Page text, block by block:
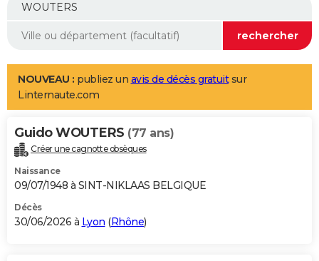
Mobiles
Meilleur smartphone
Internet
Ordinateurs
Jeux vidéo
Guide high-tech
Aménagement intérieur
LIFESTYLE
Art de vivre
Bien-être
Loisirs
Mode
Modes de vie
Alimentation
Guide de la santé
Maladies
Médicaments
Sommeil
VOYAGE
Destinations
City break
Voyage nature
Voyage de noces
Forum
Climat
+PHOTO
GUIDES D'ACHAT
BONS PLANS
NOUVEAU : publiez un avis de décès gratuitsur
Linternaute.com
Guido WOUTERS (77 ans)
Créer une cagnotte obsèques
Naissance
09/07/1948 à SINT-NIKLAAS BELGIQUE
Décès
30/06/2026 à Lyon (Rhône)